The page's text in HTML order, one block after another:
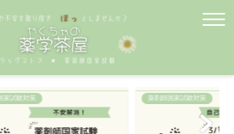
国家試験対策 薬剤師国家試験対策